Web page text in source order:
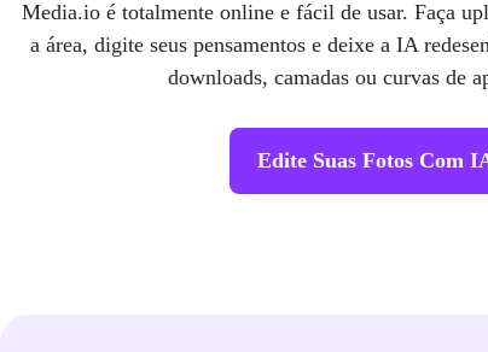
Media.io é totalmente online e fácil de usar. Faça
a área, digite seus pensamentos e deixe a IA
downloads, camadas ou curvas de
Edite Suas Fotos Com